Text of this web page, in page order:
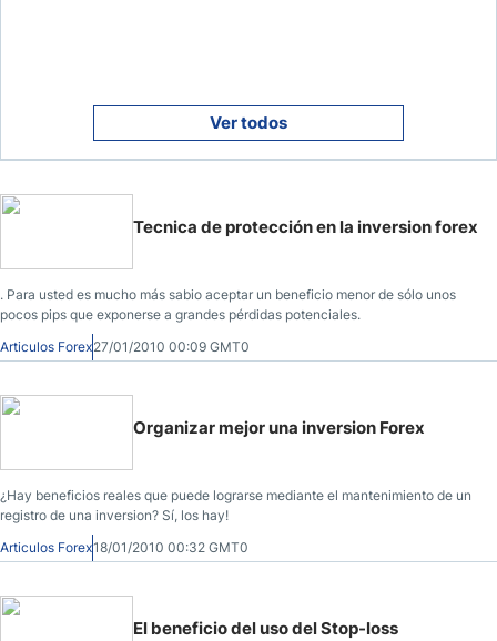
Ver todos
Tecnica de protección en la inversion forex
. Para usted es mucho más sabio aceptar un beneficio menor de sólo unos
pocos pips que exponerse a grandes pérdidas potenciales.
Articulos Forex27/01/2010 00:09 GMT0
Organizar mejor una inversion Forex
¿Hay beneficios reales que puede lograrse mediante el mantenimiento de un
registro de una inversion? Sí, los hay!
Articulos Forex18/01/2010 00:32 GMT0
El beneficio del uso del Stop-loss